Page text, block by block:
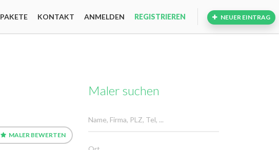
PAKETE KONTAKT ANMELDEN REGISTRIEREN NEUER EINTRAG
MALER BEWERTEN
Maler suchen